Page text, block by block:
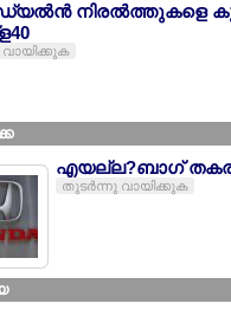
നിരല്‍ത്തുകളെ
എയല്ല?ബാഗ്
തുടര്‍ന്നു വായിക്കുക